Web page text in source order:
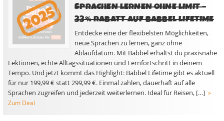
SPRACHEN LERNEN OHNE LIMIT –
33% RABATT AUF BABBEL LIFETIME
Entdecke eine der flexibelsten Möglichkeiten,
neue Sprachen zu lernen, ganz ohne
Ablaufdatum. Mit Babbel erhältst du praxisnahe
Lektionen, echte Alltagssituationen und Lernfortschritt in deinem
Tempo. Und jetzt kommt das Highlight: Babbel Lifetime gibt es aktuell
für nur 199,99 € statt 299,99 €. Einmal zahlen, dauerhaft auf alle
Sprachen zugreifen und jederzeit weiterlernen. Ideal für Reisen, […] »
Zum Deal